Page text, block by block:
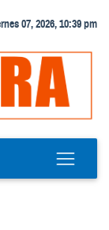
07, 2026, 10:39 pm